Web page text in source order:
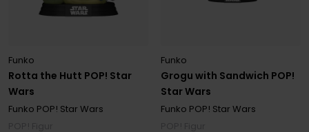
Rotta the Hutt POP! Star
Wars
Funko
Funko POP! Star Wars
Grogu with Sandwich POP!
Star Wars
Funko
Funko POP! Star Wars